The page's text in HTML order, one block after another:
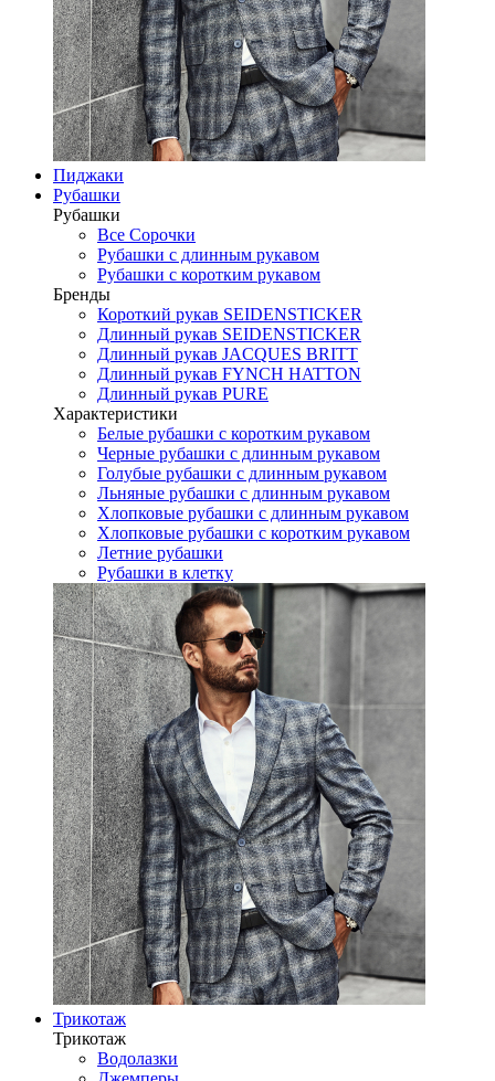
Пиджаки
Рубашки
Рубашки
Все Сорочки
Рубашки с длинным рукавом
Рубашки с коротким рукавом
Бренды
Короткий рукав SEIDENSTICKER
Длинный рукав SEIDENSTICKER
Длинный рукав JAСQUES BRITT
Длинный рукав FYNCH HATTON
Длинный рукав PURE
Характеристики
Белые рубашки с коротким рукавом
Черные рубашки с длинным рукавом
Голубые рубашки с длинным рукавом
Льняные рубашки с длинным рукавом
Хлопковые рубашки с длинным рукавом
Хлопковые рубашки с коротким рукавом
Летние рубашки
Рубашки в клетку
Трикотаж
Трикотаж
Водолазки